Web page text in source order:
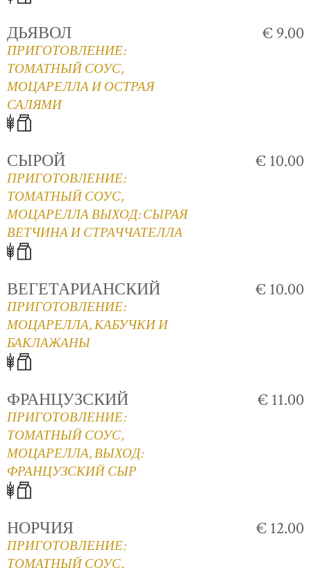
ДЬЯВОЛ
ПРИГОТОВЛЕНИЕ:
ТОМАТНЫЙ СОУС,
МОЦАРЕЛЛА И ОСТРАЯ
САЛЯМИ
€ 9.00
СЫРОЙ
ПРИГОТОВЛЕНИЕ:
ТОМАТНЫЙ СОУС,
МОЦАРЕЛЛА ВЫХОД: СЫРАЯ
ВЕТЧИНА И СТРАЧЧАТЕЛЛА
€ 10.00
ВЕГЕТАРИАНСКИЙ
ПРИГОТОВЛЕНИЕ:
МОЦАРЕЛЛА, КАБУЧКИ И
БАКЛАЖАНЫ
€ 10.00
ФРАНЦУЗСКИЙ
ПРИГОТОВЛЕНИЕ:
ТОМАТНЫЙ СОУС,
МОЦАРЕЛЛА, ВЫХОД:
ФРАНЦУЗСКИЙ СЫР
€ 11.00
НОРЧИЯ
ПРИГОТОВЛЕНИЕ:
ТОМАТНЫЙ СОУС,
€ 12.00